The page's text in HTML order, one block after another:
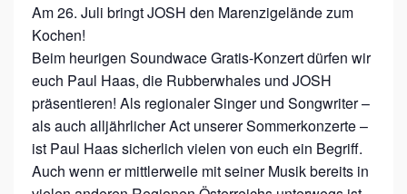
Am 26. Juli bringt JOSH den Marenzigelände zum
Kochen!
Beim heurigen Soundwace Gratis-Konzert dürfen wir
euch Paul Haas, die Rubberwhales und JOSH
präsentieren! Als regionaler Singer und Songwriter –
als auch alljährlicher Act unserer Sommerkonzerte –
ist Paul Haas sicherlich vielen von euch ein Begriff.
Auch wenn er mittlerweile mit seiner Musik bereits in